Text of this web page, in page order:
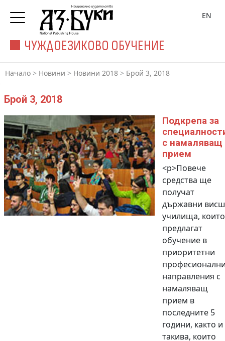
ЧУЖДОЕЗИКОВО ОБУЧЕНИЕ
EN
Начало > Новини > Новини 2018 > Брой 3, 2018
Брой 3, 2018
Подкрепа за
с намаляващ
прием
<p>Повече
средства ще
получат
държавни
училища, които
предлагат
обучение в
приоритетни
направления с
намаляващ
прием в
последните 5
години, както и
такива, които